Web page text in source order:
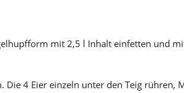
mit 2,5 l Inhalt einfetten und
Die 4 Eier einzeln unter den Teig rühren,